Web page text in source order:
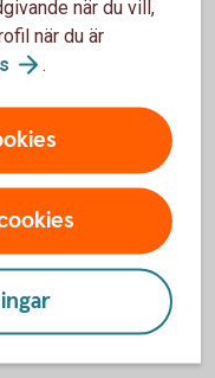
när du vill,
när du är
.